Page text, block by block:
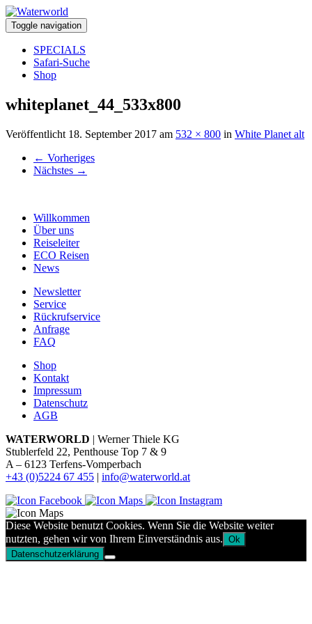
Toggle navigation
SPECIALS
Safari-Suche
Shop
whiteplanet_44_533x800
Veröffentlicht 18. September 2017 am 532 × 800 in White Planet alt
← Vorheriges
Nächstes →
Willkommen
Über uns
Reiseleiter
ECO Reisen
News
Newsletter
Service
Rückrufservice
Anfrage
FAQ
Shop
Kontakt
Impressum
Datenschutz
AGB
WATERWORLD | Werner Thiele KG
Stublerfeld 22, Penthouse Top 7 & 9
A – 6123 Terfens-Vomperbach
+43 (0)5224 67 455 | info@waterworld.at
Diese Website benutzt Cookies. Wenn Sie die Website weiter
nutzten, gehen wir von Ihrem Einverständnis aus. Ok
Datenschutzerklärung